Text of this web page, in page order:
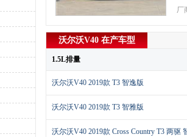
厂
沃尔沃V40 在产车型
1.5L排量
沃尔沃V40 2019款 T3 智逸版
沃尔沃V40 2019款 T3 智雅版
沃尔沃V40 2019款 Cross Country T3 两驱